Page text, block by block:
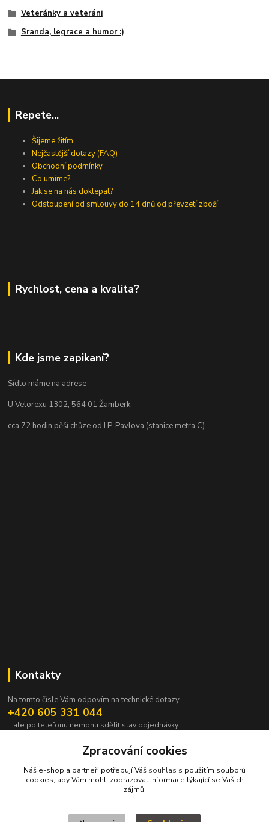
Veteránky a veteráni
Sranda, legrace a humor :)
Repete...
Šijeme žitím...
Nejčastější dotazy (FAQ)
Obchodní podmínky
Co umíme?
Jak se na nás doklepat?
Odstoupení od smlouvy do 14 dnů od převzetí zboží
Rychlost, cena a kvalita?
Kde jsme zapikaní?
Sídlo máme na adrese
U Velorexu 1302, 564 01 Žamberk
cca 72 hodin pěší chůze od I.P. Pavlova (stanice metra C)
Kontakty
Na tomto čísle Vám odpovím na technické dotazy...
+420 605 331 044
...ale po telefonu nemohu sdělit stav objednávky.
pavek@janpavek.comZpracování cookies
Náš e-shop a partneři potřebují Váš souhlas s použitím souborů
cookies, aby Vám mohli zobrazovat informace týkající se Vašich
zájmů.